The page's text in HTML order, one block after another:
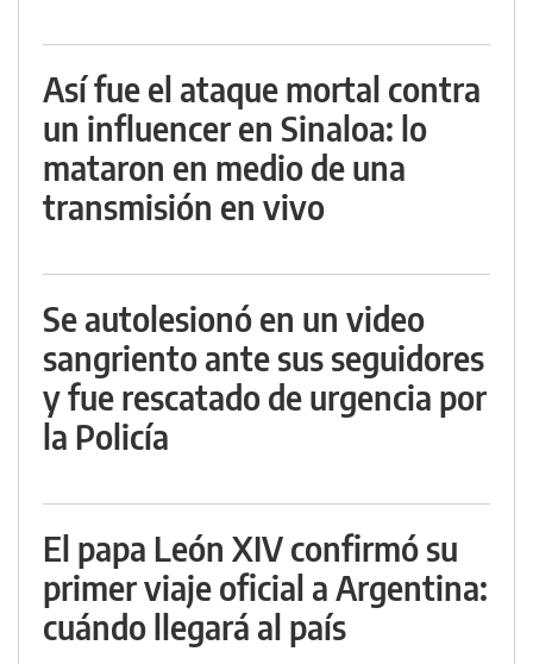
Así fue el ataque mortal contra
un influencer en Sinaloa: lo
mataron en medio de una
transmisión en vivo
Se autolesionó en un video
sangriento ante sus seguidores
y fue rescatado de urgencia por
la Policía
El papa León XIV confirmó su
primer viaje oficial a Argentina:
cuándo llegará al país